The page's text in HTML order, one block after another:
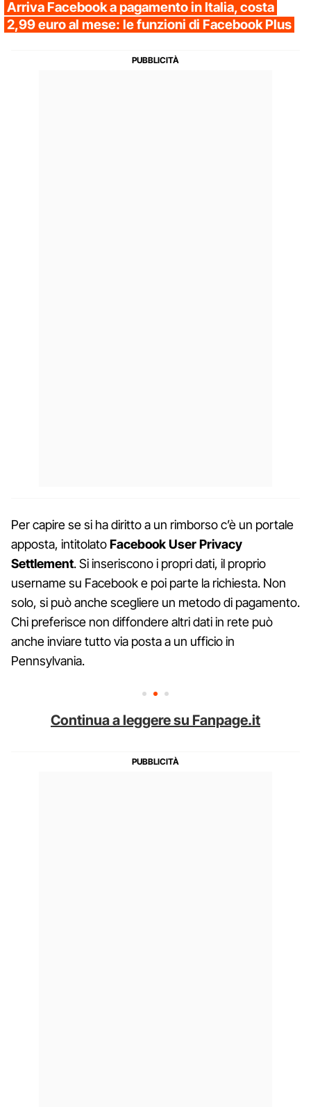
Arriva Facebook a pagamento in Italia, costa
2,99 euro al mese: le funzioni di Facebook Plus
Per capire se si ha diritto a un rimborso c’è un portale
apposta, intitolatoFacebook User Privacy
Settlement. Si inseriscono i propri dati, il proprio
username su Facebook e poi parte la richiesta. Non
solo, si può anche scegliere un metodo di pagamento.
Chi preferisce non diffondere altri dati in rete può
anche inviare tutto via posta a un ufficio in
Pennsylvania.
Continua a leggere su Fanpage.it